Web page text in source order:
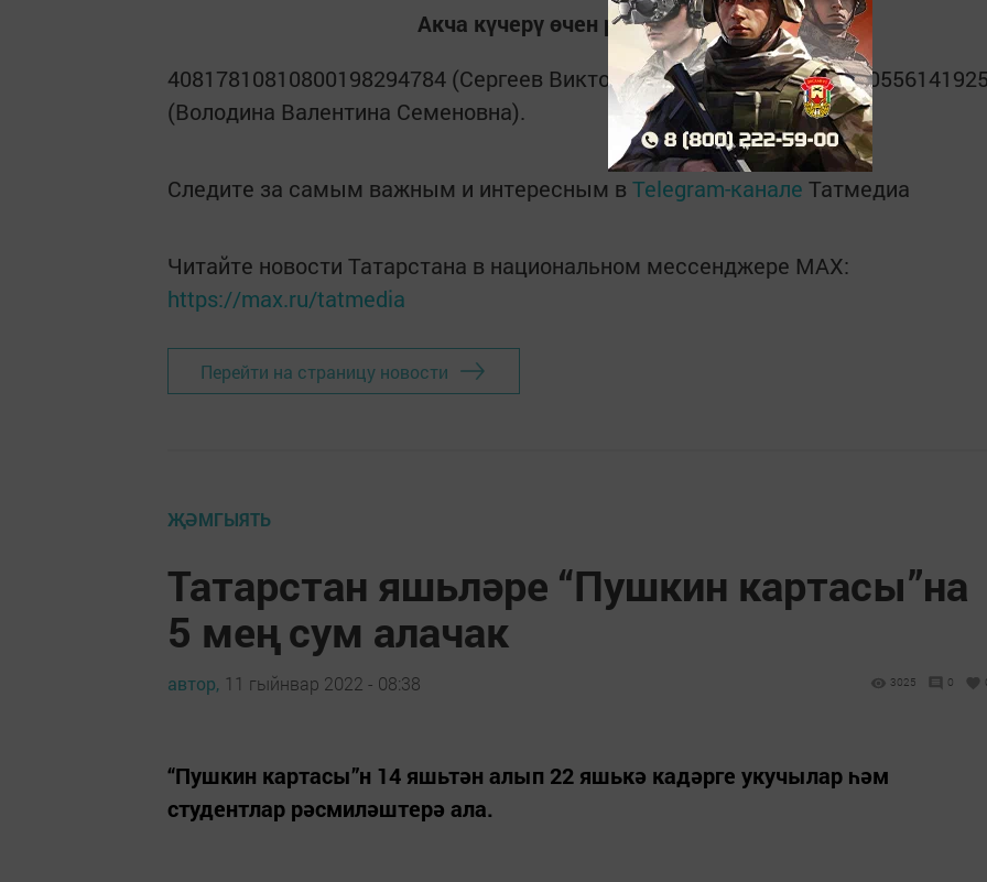
Акча күчерү өчен реквизитлар:
40817810810800198294784 (Сергеев Виктор Андреевич) яки
(Володина Валентина Семеновна).
Следите за самым важным и интересным в Telegram-канале Татмедиа
Читайте новости Татарстана в национальном мессенджере MАХ:
https://max.ru/tatmedia
Перейти на страницу новости
ҖӘМГЫЯТЬ
Татарстан яшьләре “Пушкин картасы”на
5 мең сум алачак
автор, 11 гыйнвар 2022 - 08:38 3025 0
“Пушкин картасы”н 14 яшьтән алып 22 яшькә кадәрге укучылар һәм
студентлар рәсмиләштерә ала.